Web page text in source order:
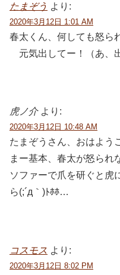
たまぞう より:
2020年3月12日 1:01 AM
春太くん、何しても怒ら
元気出してー！（あ、
虎ノ介 より:
2020年3月12日 10:48 AM
たまぞうさん、おはよう
まー基本、春太が怒られ
ソファーで爪を研ぐと虎
ら(;´д｀)ﾄﾎﾎ…
コスモス より:
2020年3月12日 8:02 PM